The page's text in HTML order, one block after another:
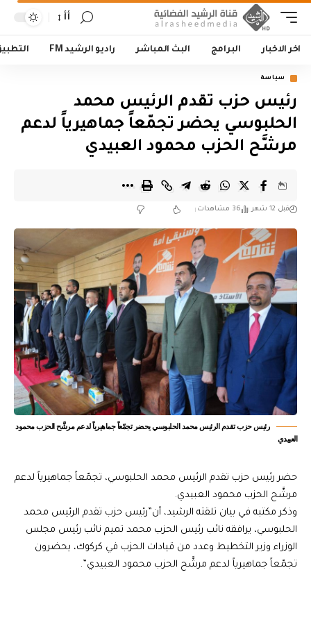
أأ
اخر الاخبار البرامج البث المباشر راديو الرشيد FM
سياسة
رئيس حزب تقدم الرئيس محمد
الحلبوسي يحضر تجمّعاً جماهيرياً لدعم
مرشَّح الحزب محمود العبيدي
قبل 12 شهر 36 مشاهدات
رئيس حزب تقدم الرئيس محمد الحلبوسي يحضر تجمّعاً جماهيرياً لدعم مرشَّح الحزب محمود
العبيدي
حضر رئيس حزب تقدم الرئيس محمد الحلبوسي، تجمّعاً جماهيرياً لدعم
مرشَّح الحزب محمود العبيدي.
وذكر مكتبه في بيان تلقته الرشيد، أن”رئيس حزب تقدم الرئيس محمد
الحلبوسي، يرافقه نائب رئيس الحزب محمد تميم نائب رئيس مجلس
الوزراء وزير التخطيط وعدد من قيادات الحزب في كركوك، يحضرون
تجمّعاً جماهيرياً لدعم مرشَّح الحزب محمود العبيدي”.